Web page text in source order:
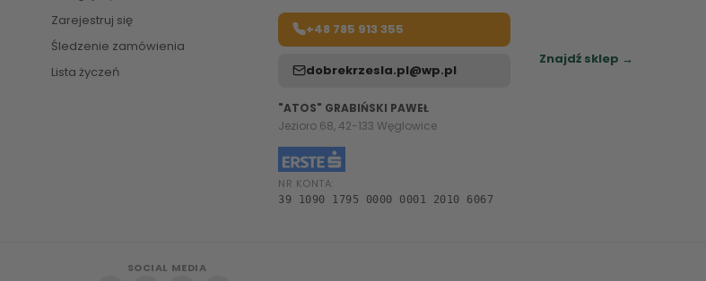
Zarejestruj się
Śledzenie zamówienia
Lista życzeń
+48 785 913 355
dobrekrzesla.pl@wp.pl
"ATOS" GRABIŃSKI PAWEŁ
Jezioro 68, 42-133 Węglowice
NR KONTA:
39 1090 1795 0000 0001 2010 6067
Znajdź sklep →
SOCIAL MEDIA